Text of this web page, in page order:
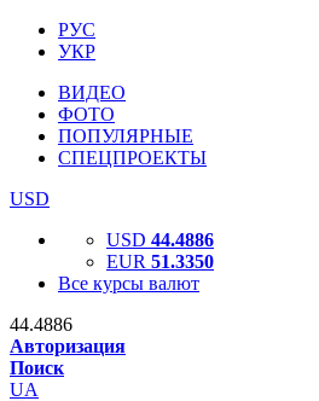
РУС
УКР
ВИДЕО
ФОТО
ПОПУЛЯРНЫЕ
СПЕЦПРОЕКТЫ
USD
USD 44.4886
EUR 51.3350
Все курсы валют
44.4886
Авторизация
Поиск
UA